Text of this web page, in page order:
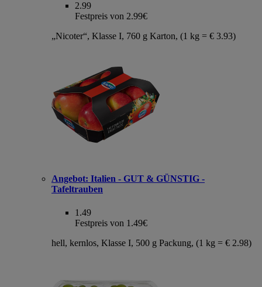
2.99
Festpreis von 2.99€
„Nicoter“, Klasse I, 760 g Karton, (1 kg = € 3.93)
Angebot: Italien - GUT & GÜNSTIG -
Tafeltrauben
1.49
Festpreis von 1.49€
hell, kernlos, Klasse I, 500 g Packung, (1 kg = € 2.98)